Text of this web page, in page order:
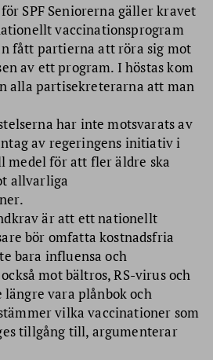
SPF Seniorerna gäller kravet
vaccinationsprogram
fått partierna att röra sig mot
av ett program. I höstas kom
alla partisek­reterarna att man
har inte motsvarats av
av regeringens initiativ i
för att fler äldre ska
allvarliga
är att ett nationellt
bör omfatta kostnadsfria
bara influensa och
mot bältros, RS-virus och
vara plånbok och
vilka vaccinationer som
tillgång till, argumenterar